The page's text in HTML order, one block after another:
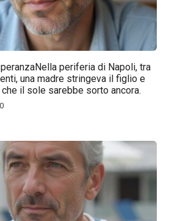
periferia di Napoli, tra
una madre stringeva il figlio e
il sole sarebbe sorto ancora.